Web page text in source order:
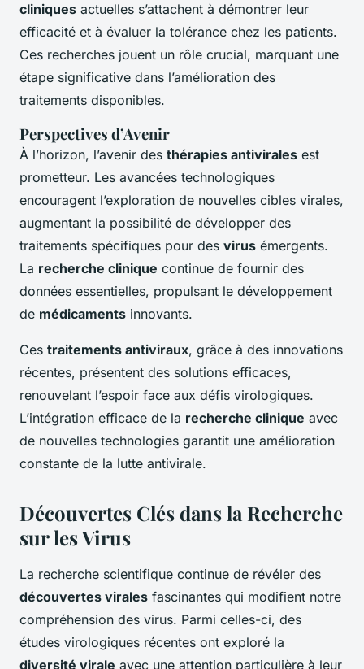
cliniques actuelles s’attachent à démontrer leur
efficacité et à évaluer la tolérance chez les patients.
Ces recherches jouent un rôle crucial, marquant une
étape significative dans l’amélioration des
traitements disponibles.
Perspectives d’Avenir
À l’horizon, l’avenir des thérapies antivirales est
prometteur. Les avancées technologiques
encouragent l’exploration de nouvelles cibles virales,
augmentant la possibilité de développer des
traitements spécifiques pour des virus émergents.
La recherche clinique continue de fournir des
données essentielles, propulsant le développement
de médicaments innovants.
Ces traitements antiviraux, grâce à des innovations
récentes, présentent des solutions efficaces,
renouvelant l’espoir face aux défis virologiques.
L’intégration efficace de la recherche clinique avec
de nouvelles technologies garantit une amélioration
constante de la lutte antivirale.
Découvertes Clés dans la Recherche
sur les Virus
La recherche scientifique continue de révéler des
découvertes virales fascinantes qui modifient notre
compréhension des virus. Parmi celles-ci, des
études virologiques récentes ont exploré la
diversité virale avec une attention particulière à leur